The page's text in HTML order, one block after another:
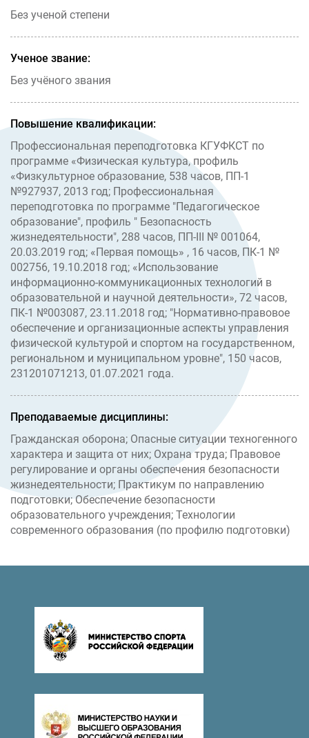
Без ученой степени
Ученое звание:
Без учёного звания
Повышение квалификации:
Профессиональная переподготовка КГУФКСТ по
программе «Физическая культура, профиль
«Физкультурное образование, 538 часов, ПП-1
№927937, 2013 год; Профессиональная
переподготовка по программе "Педагогическое
образование", профиль " Безопасность
жизнедеятельности", 288 часов, ПП-III № 001064,
20.03.2019 год; «Первая помощь» , 16 часов, ПК-1 №
002756, 19.10.2018 год; «Использование
информационно-коммуникационных технологий в
образовательной и научной деятельности», 72 часов,
ПК-1 №003087, 23.11.2018 год; "Нормативно-правовое
обеспечение и организационные аспекты управления
физической культурой и спортом на государственном,
региональном и муниципальном уровне", 150 часов,
231201071213, 01.07.2021 года.
Преподаваемые дисциплины:
Гражданская оборона; Опасные ситуации техногенного
характера и защита от них; Охрана труда; Правовое
регулирование и органы обеспечения безопасности
жизнедеятельности; Практикум по направлению
подготовки; Обеспечение безопасности
образовательного учреждения; Технологии
современного образования (по профилю подготовки)